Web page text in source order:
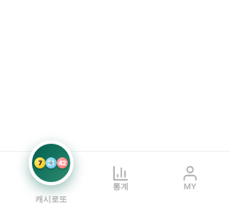
7 21 42
캐시로또
통계 MY